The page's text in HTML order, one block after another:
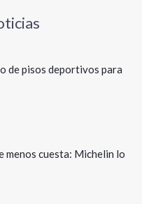
de pisos deportivos para
menos cuesta: Michelin lo